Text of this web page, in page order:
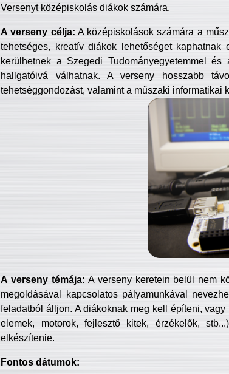
Versenyt középiskolás diákok számára.
A verseny célja: A középiskolások számára a
tehetséges, kreatív diákok lehetőséget
kerülhetnek a Szegedi Tudományegyetemmel
hallgatóivá válhatnak. A verseny hosszabb
tehetséggondozást, valamint a műszaki informatikai
A verseny témája: A verseny keretein belül nem
megoldásával kapcsolatos pályamunkával
feladatból álljon. A diákoknak meg kell építeni,
elemek, motorok, fejlesztő kitek, érzékelők,
elkészítenie.
Fontos dátumok: